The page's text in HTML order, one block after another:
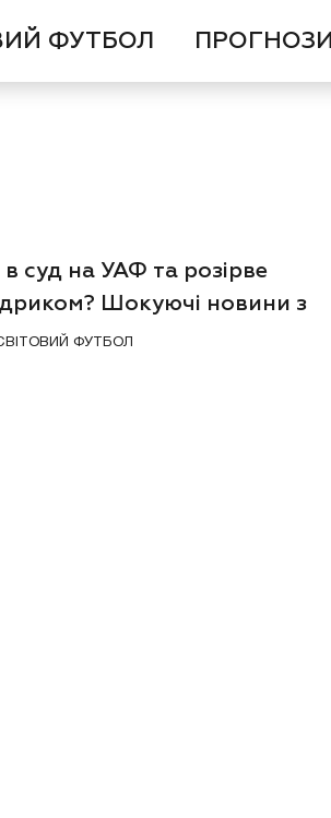
ФУТБОЛ ПРОГНОЗИ
в суд на УАФ та розірве
Шокуючі новини з
СВІТОВИЙ ФУТБОЛ